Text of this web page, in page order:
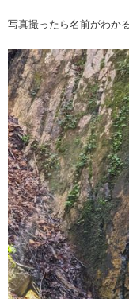
写真撮ったら名前がわか